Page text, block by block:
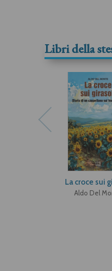
Libri della
La croce sui
Aldo Del